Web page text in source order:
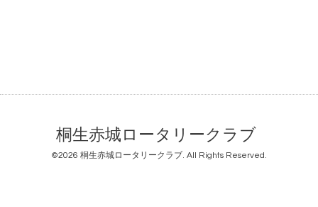
桐生赤城ロータリークラブ
©2026 桐生赤城ロータリークラブ . All Rights Reserved.